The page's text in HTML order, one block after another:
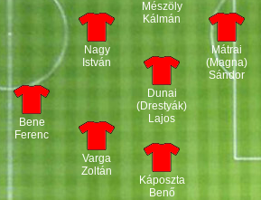
Mátrai
(Magna)
Sándor
Káposzta
Benő
Dunai
(Drestyák)
Lajos
Mészöly
Kálmán
Varga
Zoltán
Nagy
István
Bene
Ferenc